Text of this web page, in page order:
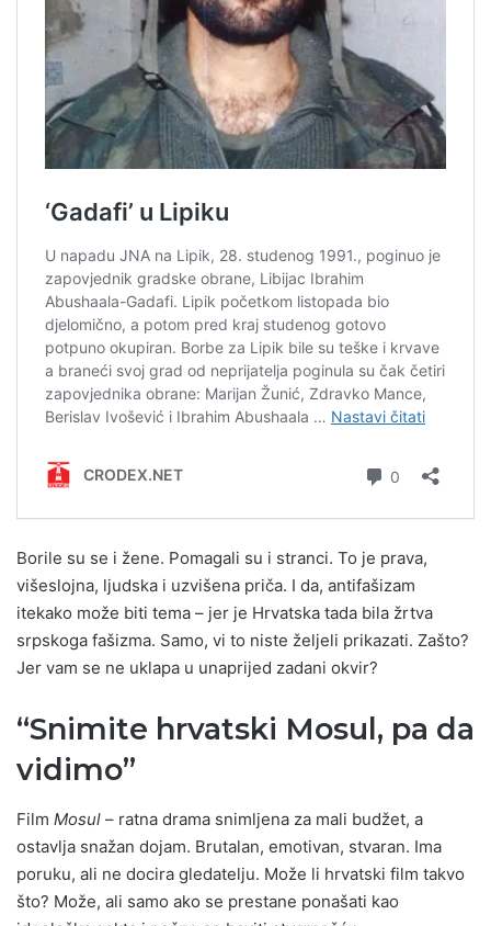
Borile su se i žene. Pomagali su i stranci. To je prava,
višeslojna, ljudska i uzvišena priča. I da, antifašizam
itekako može biti tema – jer je Hrvatska tada bila žrtva
srpskoga fašizma. Samo, vi to niste željeli prikazati. Zašto?
Jer vam se ne uklapa u unaprijed zadani okvir?
“Snimite hrvatski Mosul, pa da
vidimo”
Film Mosul – ratna drama snimljena za mali budžet, a
ostavlja snažan dojam. Brutalan, emotivan, stvaran. Ima
poruku, ali ne docira gledatelju. Može li hrvatski film takvo
što? Može, ali samo ako se prestane ponašati kao